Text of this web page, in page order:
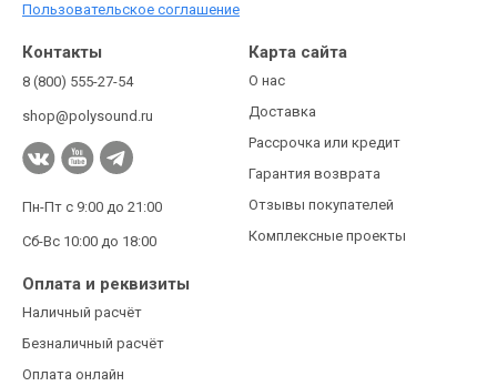
Пользовательское соглашение
Контакты
8 (800) 555-27-54
shop@polysound.ru
Пн-Пт с 9:00 до 21:00
Сб-Вс 10:00 до 18:00
Карта сайта
О нас
Доставка
Рассрочка или кредит
Гарантия возврата
Отзывы покупателей
Комплексные проекты
Оплата и реквизиты
Наличный расчёт
Безналичный расчёт
Оплата онлайн